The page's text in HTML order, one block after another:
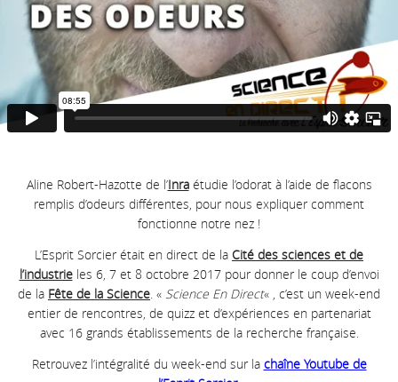
Aline Robert-Hazotte de l’Inraétudie l’odorat à l’aide de flacons
remplis d’odeurs différentes, pour nous expliquer comment
fonctionne notre nez !
L’Esprit Sorcier était en direct de la Cité des sciences et de
l’industrieles 6, 7 et 8 octobre 2017 pour donner le coup d’envoi
de la Fête de la Science. « Science En Direct« , c’est un week-end
entier de rencontres, de quizz et d’expériences en partenariat
avec 16 grands établissements de la recherche française.
Retrouvez l’intégralité du week-end sur la chaîne Youtube de